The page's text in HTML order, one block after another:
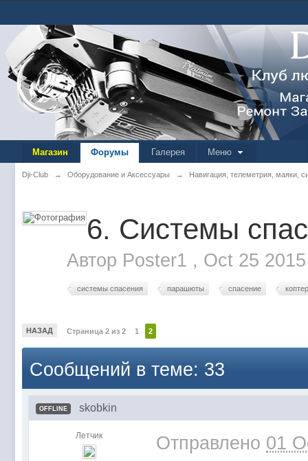
Магазин Форумы Галерея Меню
Dji-Club → Оборудование и Аксессуары → Навигация, телеметрия, маяки,
6. Системы
Автор Poster1 , Oct 25
системы спасения парашюты спасение
НАЗАД Страница 2 из 2 1 2
Сообщений в теме: 33
OFFLINE skobkin
Летчик Отправлено 01